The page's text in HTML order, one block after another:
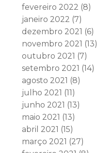
fevereiro 2022 (8)
janeiro 2022 (7)
dezembro 2021 (6)
novembro 2021 (13)
outubro 2021 (7)
setembro 2021 (14)
agosto 2021 (8)
julho 2021 (11)
junho 2021 (13)
maio 2021 (13)
abril 2021 (15)
março 2021 (27)